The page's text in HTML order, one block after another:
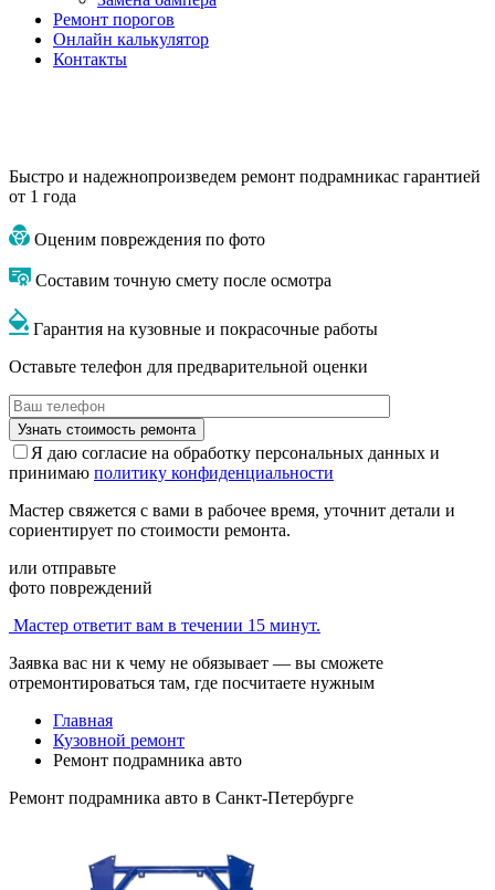
Ремонт порогов
Онлайн калькулятор
Контакты
Быстро и надежнопроизведем ремонт подрамникас гарантией
от 1 года
Оценим повреждения по фото
Составим точную смету после осмотра
Гарантия на кузовные и покрасочные работы
Оставьте телефон для предварительной оценки
Я даю согласие на обработку персональных данных и
принимаю политику конфиденциальности
Мастер свяжется с вами в рабочее время, уточнит детали и
сориентирует по стоимости ремонта.
или отправьте
фото повреждений
Мастер ответит вам в течении 15 минут.
Заявка вас ни к чему не обязывает — вы сможете
отремонтироваться там, где посчитаете нужным
Главная
Кузовной ремонт
Ремонт подрамника авто
Ремонт подрамника авто в Санкт-Петербурге